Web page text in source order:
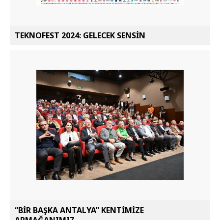
TEKNOFEST 2024: GELECEK SENSİN
“BİR BAŞKA ANTALYA” KENTİMİZE